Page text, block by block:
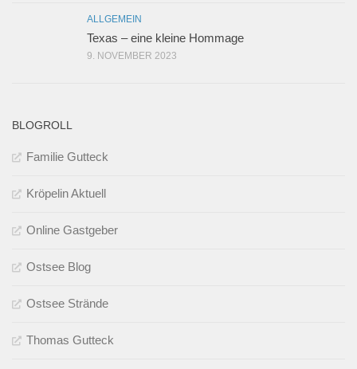
ALLGEMEIN
Texas – eine kleine Hommage
9. NOVEMBER 2023
BLOGROLL
Familie Gutteck
Kröpelin Aktuell
Online Gastgeber
Ostsee Blog
Ostsee Strände
Thomas Gutteck